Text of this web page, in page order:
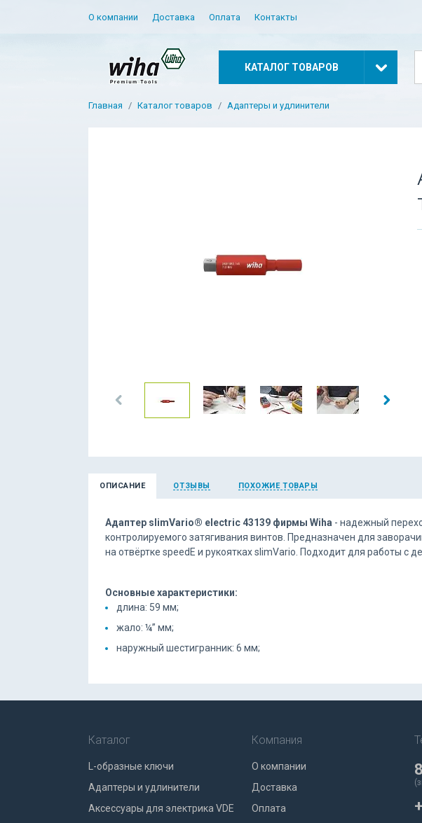
О компании Доставка Оплата Контакты
КАТАЛОГ ТОВАРОВ
Главная Каталог товаров Адаптеры и удлинители
ОПИСАНИЕ ОТЗЫВЫ ПОХОЖИЕ ТОВАРЫ
Адаптер slimVario® electric 43139 фирмы Wiha - надежный
контролируемого затягивания винтов. Предназначен для
на отвёртке speedE и рукоятках slimVario. Подходит для работы с
Основные характеристики:
длина: 59 мм;
жало: ¼” мм;
наружный шестигранник: 6 мм;
Каталог
L-образные ключи
Адаптеры и удлинители
Аксессуары для электрика VDE
Компания
О компании
Доставка
Оплата